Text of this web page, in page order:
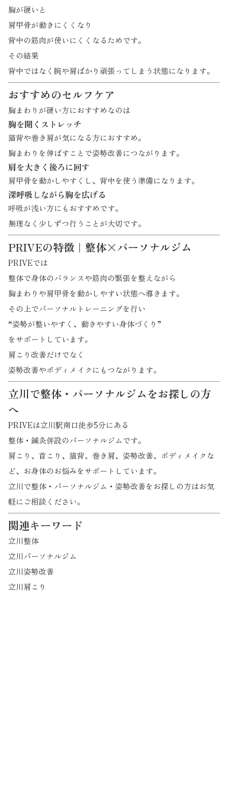
胸が硬いと
肩甲骨が動きにくくなり
背中の筋肉が使いにくくなるためです。
その結果
背中ではなく腕や肩ばかり頑張ってしまう状態になります。
おすすめのセルフケア
胸まわりが硬い方におすすめなのは
胸を開くストレッチ
猫背や巻き肩が気になる方におすすめ。
胸まわりを伸ばすことで姿勢改善につながります。
肩を大きく後ろに回す
肩甲骨を動かしやすくし、背中を使う準備になります。
深呼吸しながら胸を広げる
呼吸が浅い方にもおすすめです。
無理なく少しずつ行うことが大切です。
PRIVEの特徴｜整体×パーソナルジム
PRIVEでは
整体で身体のバランスや筋肉の緊張を整えながら
胸まわりや肩甲骨を動かしやすい状態へ導きます。
その上でパーソナルトレーニングを行い
“姿勢が整いやすく、動きやすい身体づくり”
をサポートしています。
肩こり改善だけでなく
姿勢改善やボディメイクにもつながります。
立川で整体・パーソナルジムをお探しの方
へ
PRIVEは立川駅南口徒歩5分にある
整体・鍼灸併設のパーソナルジムです。
肩こり、首こり、猫背、巻き肩、姿勢改善、ボディメイクな
ど、お身体のお悩みをサポートしています。
立川で整体・パーソナルジム・姿勢改善をお探しの方はお気
軽にご相談ください。
関連キーワード
立川整体
立川パーソナルジム
立川姿勢改善
立川肩こり